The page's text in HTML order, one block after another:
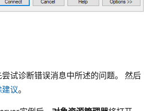
试诊断错误消息中所述的问题。 然后
议。